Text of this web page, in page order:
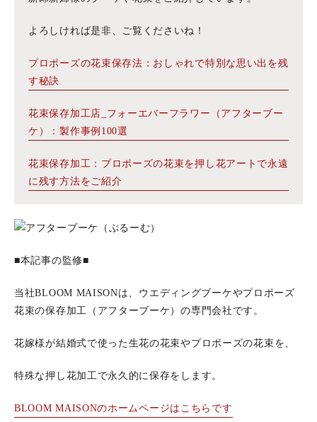
よろしければ是非、ご覧くださいね！
プロポーズの花束保存法：おしゃれで特別な思い出を残
す秘訣
花束保存加工店_フォーエバーフラワー（アフターブー
ケ）：製作事例100選
花束保存加工：プロポーズの花束を押し花アートで永遠
に残す方法をご紹介
■本記事の監修■
当社BLOOM MAISONは、ウエディングブーケやプロポーズ
花束の保存加工（アフターブーケ）の専門会社です。
花嫁様が結婚式で使った生花の花束やプロポーズの花束を、
特殊な押し花加工で永久的に保存をします。
BLOOM MAISONのホームページはこちらです